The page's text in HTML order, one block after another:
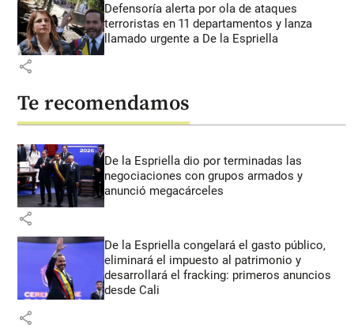
Defensoría alerta por ola de ataques
terroristas en 11 departamentos y lanza
llamado urgente a De la Espriella
share
Te recomendamos
De la Espriella dio por terminadas las
negociaciones con grupos armados y
anunció megacárceles
share
De la Espriella congelará el gasto público,
eliminará el impuesto al patrimonio y
desarrollará el fracking: primeros anuncios
desde Cali
share